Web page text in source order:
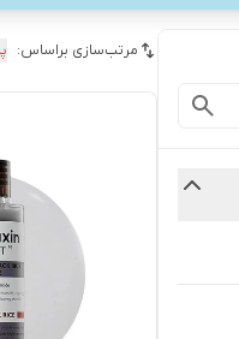
مرتب‌سازی براساس: